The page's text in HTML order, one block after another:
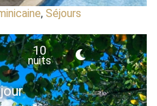
, Séjours
10
nuits